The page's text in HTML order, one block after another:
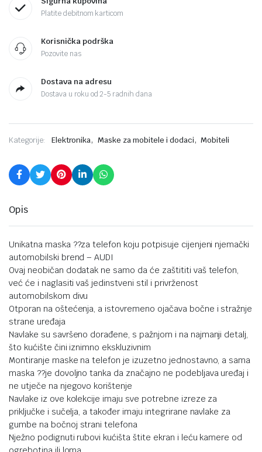
Platite debitnom karticom
Korisnička podrška
Pozovite nas
Dostava na adresu
Dostava u roku od 2-5 radnih dana
Kategorije: Elektronika, Maske za mobitele i dodaci, Mobiteli
Opis
Unikatna maska ??za telefon koju potpisuje cijenjeni njemački
automobilski brend – AUDI
Ovaj neobičan dodatak ne samo da će zaštititi vaš telefon,
već će i naglasiti vaš jedinstveni stil i privrženost
automobilskom divu
Otporan na oštećenja, a istovremeno ojačava bočne i stražnje
strane uređaja
Navlake su savršeno dorađene, s pažnjom i na najmanji detalj,
što kućište čini iznimno ekskluzivnim
Montiranje maske na telefon je izuzetno jednostavno, a sama
maska ??je dovoljno tanka da značajno ne podebljava uređaj i
ne utječe na njegovo korištenje
Navlake iz ove kolekcije imaju sve potrebne izreze za
priključke i sučelja, a također imaju integrirane navlake za
gumbe na bočnoj strani telefona
Nježno podignuti rubovi kućišta štite ekran i leću kamere od